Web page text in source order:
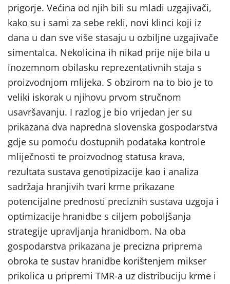
prigorje. Većina od njih bili su mladi uzgajivači,
kako su i sami za sebe rekli, novi klinci koji iz
dana u dan sve više stasaju u ozbiljne uzgajivače
simentalca. Nekolicina ih nikad prije nije bila u
inozemnom obilasku reprezentativnih staja s
proizvodnjom mlijeka. S obzirom na to bio je to
veliki iskorak u njihovu prvom stručnom
usavršavanju. I razlog je bio vrijedan jer su
prikazana dva napredna slovenska gospodarstva
gdje su pomoću dostupnih podataka kontrole
mliječnosti te proizvodnog statusa krava,
rezultata sustava genotipizacije kao i analiza
sadržaja hranjivih tvari krme prikazane
potencijalne prednosti preciznih sustava uzgoja i
optimizacije hranidbe s ciljem poboljšanja
strategije upravljanja hranidbom. Na oba
gospodarstva prikazana je precizna priprema
obroka te sustav hranidbe korištenjem mikser
prikolica u pripremi TMR-a uz distribuciju krme i